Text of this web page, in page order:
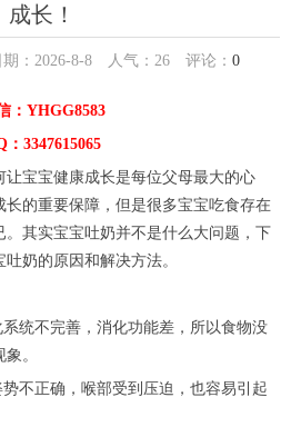
成长！
：2026-8-8 人气： 26 评论： 0
：YHGG8583
：3347615065
宝宝健康成长是每位父母最大的心
长的重要保障，但是很多宝宝吃食存在
其实宝宝吐奶并不是什么大问题，下
奶的原因和解决方法。
统不完善，消化功能差，所以食物没
。
不正确，喉部受到压迫，也容易引起